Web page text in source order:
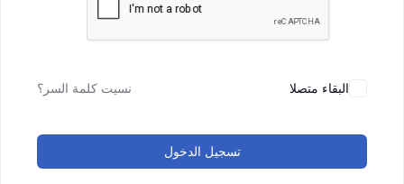
البقاء متصلا نسيت كلمة السر؟
تسجيل الدخول